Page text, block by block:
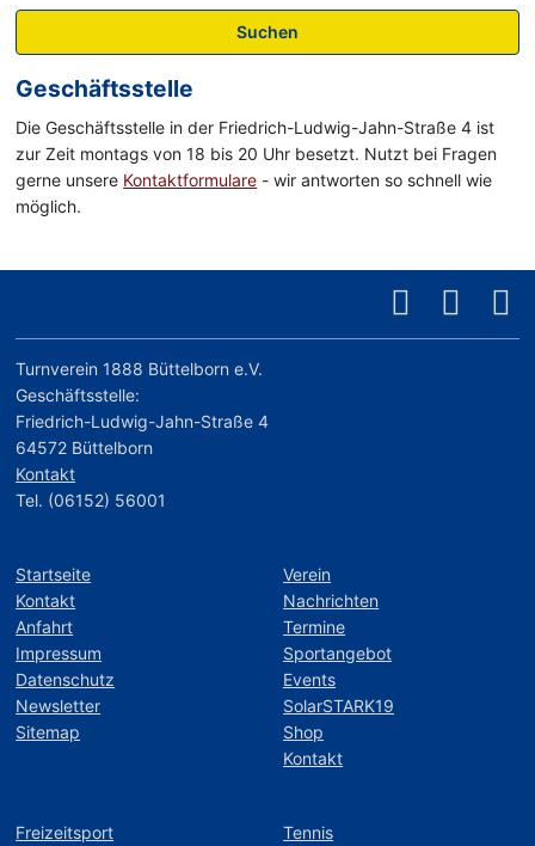
Suchen
Geschäftsstelle
Die Geschäftsstelle in der Friedrich-Ludwig-Jahn-Straße 4 ist
zur Zeit montags von 18 bis 20 Uhr besetzt. Nutzt bei Fragen
gerne unsere Kontaktformulare - wir antworten so schnell wie
möglich.
Turnverein 1888 Büttelborn e.V.
Geschäftsstelle:
Friedrich-Ludwig-Jahn-Straße 4
64572 Büttelborn
Kontakt
Tel. (06152) 56001
Startseite
Kontakt
Anfahrt
Impressum
Datenschutz
Newsletter
Sitemap
Verein
Nachrichten
Termine
Sportangebot
Events
SolarSTARK19
Shop
Kontakt
Freizeitsport Tennis